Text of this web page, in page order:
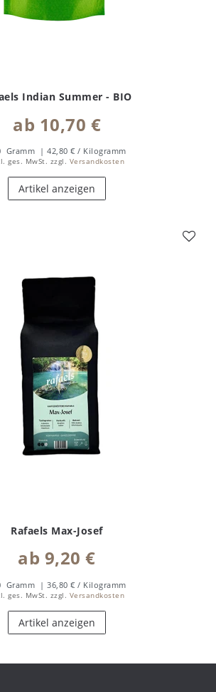
Indian Summer - BIO
ab 10,70 €
Gramm | 42,80 € / Kilogramm
ges. MwSt. zzgl. Versandkosten
Artikel anzeigen
Rafaels Max-Josef
ab 9,20 €
Gramm | 36,80 € / Kilogramm
ges. MwSt. zzgl. Versandkosten
Artikel anzeigen